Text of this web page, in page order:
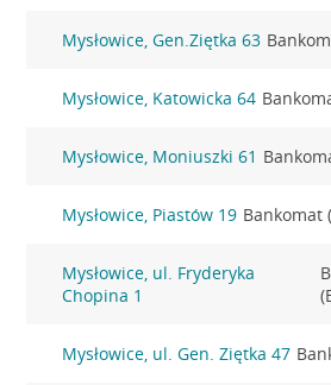
Mysłowice, Gen.Ziętka 63
Mysłowice, Katowicka 64
Mysłowice, Moniuszki 61
Mysłowice, Piastów 19 Bankomat
Mysłowice, ul. Fryderyka
Chopina 1
Mysłowice, ul. Gen. Ziętka 47